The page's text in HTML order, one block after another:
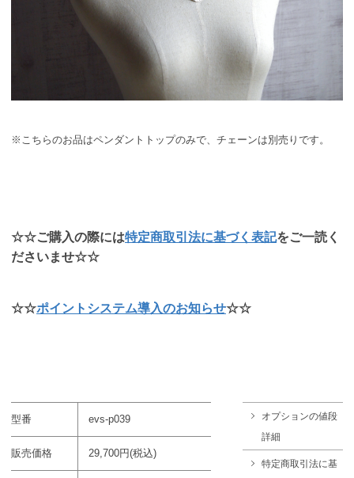
※こちらのお品はペンダントトップのみで、チェーンは別売りです。
☆☆ご購入の際には特定商取引法に基づく表記をご一読く
ださいませ☆☆
☆☆ポイントシステム導入のお知らせ☆☆
型番 evs-p039
販売価格 29,700円(税込)
オプションの値段
詳細
特定商取引法に基